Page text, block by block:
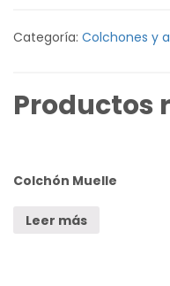
Categoría: Colchones y
Productos
Colchón Muelle
Leer más